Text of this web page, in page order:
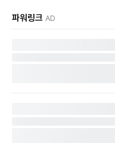
파워링크 AD